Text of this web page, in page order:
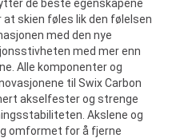
de beste egenskapene
skien føles lik den følelsen
med den nye
med mer enn
Alle komponenter og
til Swix Carbon
akselfester og strenge
Akslene og
omformet for å fjerne